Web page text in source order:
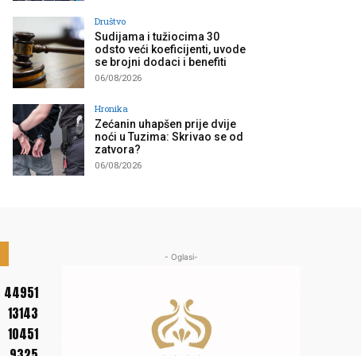
Društvo
Sudijama i tužiocima 30
odsto veći koeficijenti, uvode
se brojni dodaci i benefiti
06/08/2026
Hronika
Zećanin uhapšen prije dvije
noći u Tuzima: Skrivao se od
zatvora?
06/08/2026
44951
13143
10451
- Oglasi-